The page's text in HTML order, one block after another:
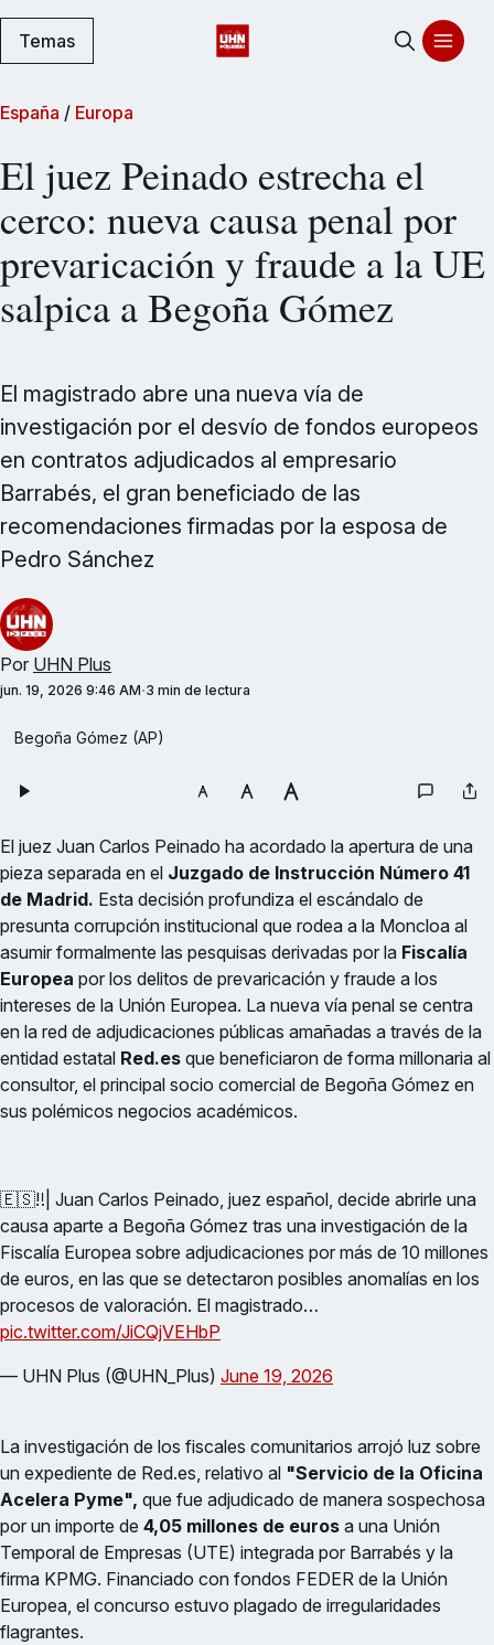
Temas
España / Europa
El juez Peinado estrecha el
cerco: nueva causa penal por
prevaricación y fraude a la UE
salpica a Begoña Gómez
El magistrado abre una nueva vía de
investigación por el desvío de fondos europeos
en contratos adjudicados al empresario
Barrabés, el gran beneficiado de las
recomendaciones firmadas por la esposa de
Pedro Sánchez
Por UHN Plus
jun. 19, 2026 9:46 AM 3 min de lectura
Begoña Gómez (AP)
El juez Juan Carlos Peinado ha acordado la apertura de una
pieza separada en el Juzgado de Instrucción Número 41
de Madrid. Esta decisión profundiza el escándalo de
presunta corrupción institucional que rodea a la Moncloa al
asumir formalmente las pesquisas derivadas por la Fiscalía
Europea por los delitos de prevaricación y fraude a los
intereses de la Unión Europea. La nueva vía penal se centra
en la red de adjudicaciones públicas amañadas a través de la
entidad estatal Red.es que beneficiaron de forma millonaria al
consultor, el principal socio comercial de Begoña Gómez en
sus polémicos negocios académicos.
🇪🇸‼️| Juan Carlos Peinado, juez español, decide abrirle una
causa aparte a Begoña Gómez tras una investigación de la
Fiscalía Europea sobre adjudicaciones por más de 10 millones
de euros, en las que se detectaron posibles anomalías en los
procesos de valoración. El magistrado…
pic.twitter.com/JiCQjVEHbP
— UHN Plus (@UHN_Plus) June 19, 2026
La investigación de los fiscales comunitarios arrojó luz sobre
un expediente de Red.es, relativo al "Servicio de la Oficina
Acelera Pyme", que fue adjudicado de manera sospechosa
por un importe de 4,05 millones de euros a una Unión
Temporal de Empresas (UTE) integrada por Barrabés y la
firma KPMG. Financiado con fondos FEDER de la Unión
Europea, el concurso estuvo plagado de irregularidades
flagrantes.